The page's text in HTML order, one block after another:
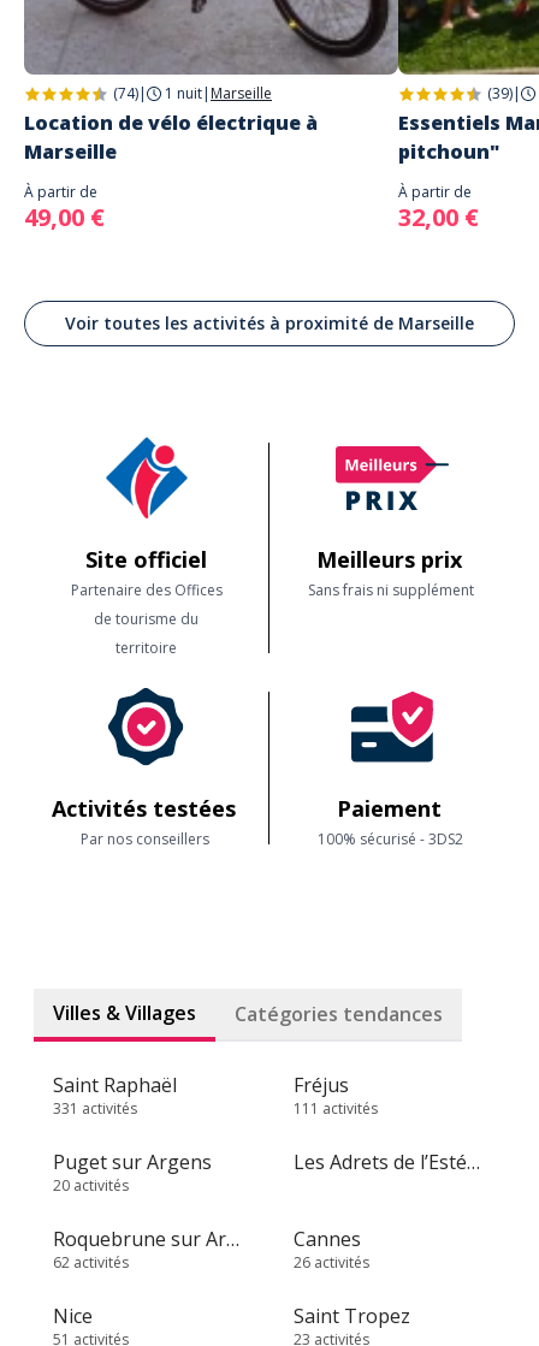
Les régimes spécifiques et allergies ne peuvent pas être garantis, mais
l’équipage fera au mieux si l’information est transmise à l’avance.
Vous pouvez apporter un gâteau pour une occasion spéciale, comme
un anniversaire. Les boissons supplémentaires sont autorisées, sauf
alcool sans accord préalable du prestataire. Des réfrigérateurs sont
disponibles à bord.
(74)| 1 nuit| Marseille
Location de vélo électrique à
Marseille
À partir de
49,00 €
(39)|
Essentiels
pitchoun"
À partir de
32,00 €
Voir toutes les activités à proximité de Marseille
Site officiel
Partenaire des Offices
de tourisme du
territoire
Meilleurs prix
Sans frais ni supplément
Activités testées
Par nos conseillers
Paiement
100% sécurisé - 3DS2
Villes & Villages Catégories tendances
Saint Raphaël
331 activités
Fréjus
111 activités
Puget sur Argens
20 activités
Les Adrets de l’Estérel
Roquebrune sur Argens
62 activités
Cannes
26 activités
Nice
51 activités
Saint Tropez
23 activités